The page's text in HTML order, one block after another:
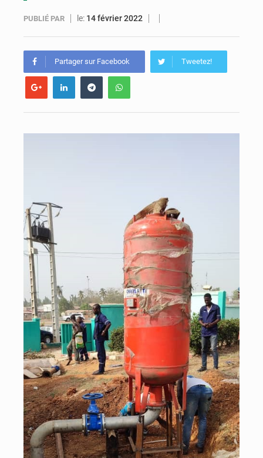
PUBLIÉ PAR le: 14 février 2022
Partager sur Facebook Tweetez!